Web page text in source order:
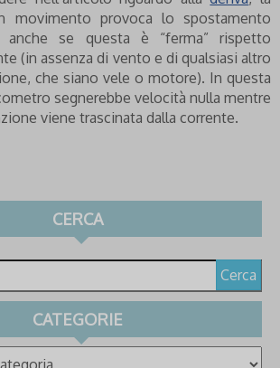
movimento provoca lo spostamento
anche se questa è “ferma” rispetto
(in assenza di vento e di qualsiasi altro
che siano vele o motore). In questa
segnerebbe velocità nulla mentre
viene trascinata dalla corrente.
CERCA
Cerca
CATEGORIE